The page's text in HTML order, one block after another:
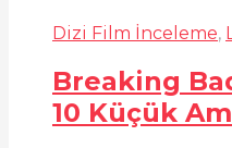
Dizi Film İnceleme,
Breaking
10 Küçük